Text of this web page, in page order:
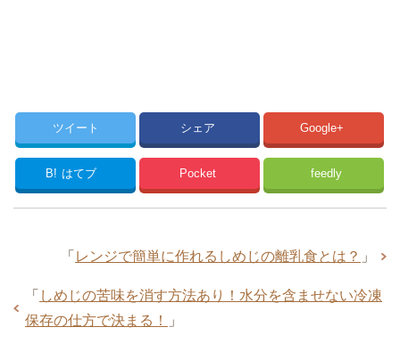
ツイート シェア Google+
B! はてブ Pocket feedly
「 レンジで簡単に作れるしめじの離乳食とは？ 」
「 しめじの苦味を消す方法あり！水分を含ませない冷凍
保存の仕方で決まる！
」